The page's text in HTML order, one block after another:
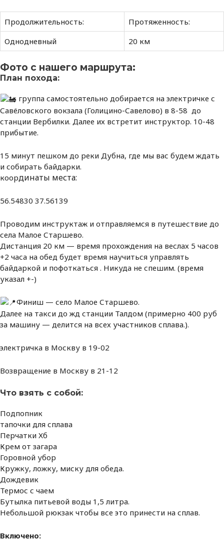
Продолжительность:
Протяженность:
Однодневный
20 км
Фото с нашего маршрута:
План похода:
группа самостоятельно добирается на электричке с
Савёловского вокзала (Голицино-Савелово) в 8-58 до
станции Вербилки. Далее их встретит инструктор. 10-48
прибытие.
15 минут пешком до реки Дубна, где мы вас будем ждать
и собирать байдарки.
координаты места:
56.54830 37.56139
Проводим инструктаж и отправляемся в путешествие до
села Малое Старшево.
Дистанция 20 км — время прохождения на веслах 5 часов
+2 часа на обед будет время научиться управлять
байдаркой и пофоткаться . Никуда не спешим. (время
указал +-)
Финиш — село Малое Старшево.
Далее на такси до жд станции Талдом (примерно 400 руб
за машину — делится на всех участников сплава.).
электричка в Москву в 19-02
Возвращение в Москву в 21-12
Что взять с собой:
Подпопник
тапочки для сплава
Перчатки Хб
Крем от загара
Горовной убор
Кружку, ложку, миску для обеда.
Дождевик
Термос с чаем
Бутылка питьевой воды 1,5 литра.
Небольшой рюкзак чтобы все это принести на сплав.
Включено: